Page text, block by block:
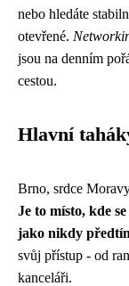
nebo hledáte
otevřené.
jsou na denním
cestou.
Hlavní
Brno, srdce
Je to místo, kde
jako nikdy
svůj přístup - od
kanceláři.